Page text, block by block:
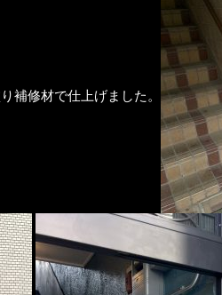
補修材で仕上げました。